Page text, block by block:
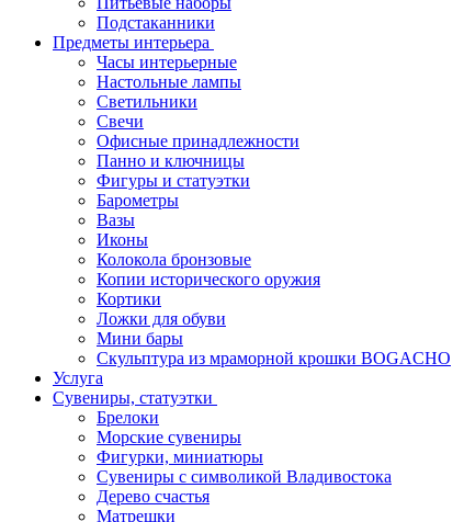
Подстаканники
Предметы интерьера
Часы интерьерные
Настольные лампы
Светильники
Свечи
Офисные принадлежности
Панно и ключницы
Фигуры и статуэтки
Барометры
Вазы
Иконы
Колокола бронзовые
Копии исторического оружия
Кортики
Ложки для обуви
Мини бары
Скульптура из мраморной крошки BOGACHO
Услуга
Сувениры, статуэтки
Брелоки
Морские сувениры
Фигурки, миниатюры
Сувениры с символикой Владивостока
Дерево счастья
Матрешки